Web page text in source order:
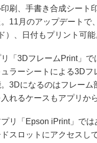
刷、手書き合成シート
11月のアップデート
）、日付もプリント可
「3DフレームPrint」で
ラーシートによる3D
3Dになるのはフレー
れるケースもアプリか
リ「Epson iPrint」では
スロットにアクセスし